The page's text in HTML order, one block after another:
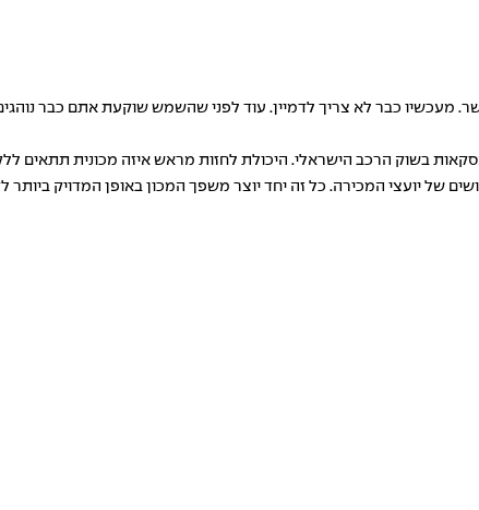
כבר לא צריך לדמיין. עוד לפני שהשמש שוקעת אתם כבר
בשוק הרכב הישראלי. היכולת לחזות מראש איזה מכונית תתאים
של יועצי המכירה. כל זה יחד יוצר משפך המכון באופן המדויק ביותר